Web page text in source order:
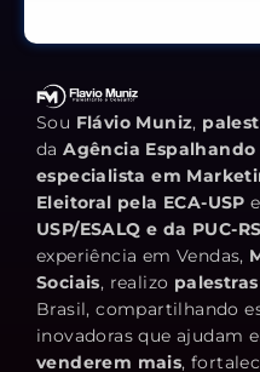
Sou Flávio Muniz,
daAgência
especialista em
Eleitoral pela ECA-USP e
USP/ESALQ e da PUC-
experiência em Vendas,
Sociais, realizo
Brasil, compartilhando
inovadoras que ajudam
venderem mais,